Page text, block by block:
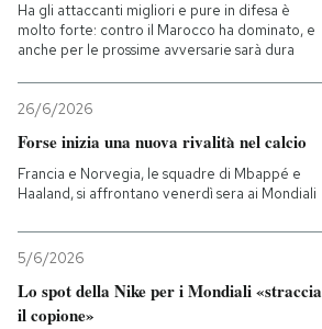
SHOP
CALENDARIO
AREA PERSONALE
Entra
Ha gli attaccanti migliori e pure in difesa è
molto forte: contro il Marocco ha dominato, e
anche per le prossime avversarie sarà dura
26/6/2026
Forse inizia una nuova rivalità nel calcio
Francia e Norvegia, le squadre di Mbappé e
Haaland, si affrontano venerdì sera ai Mondiali
5/6/2026
Lo spot della Nike per i Mondiali «straccia
il copione»